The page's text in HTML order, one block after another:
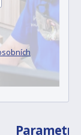
Parametry